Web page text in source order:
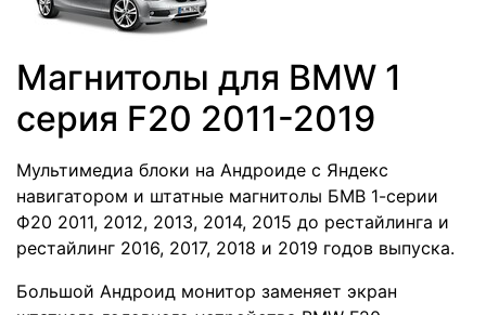
Магнитолы для BMW 1
серия F20 2011-2019
Мультимедиа блоки на Андроиде с Яндекс
навигатором и штатные магнитолы БМВ 1-серии
Ф20 2011, 2012, 2013, 2014, 2015 до рестайлинга и
рестайлинг 2016, 2017, 2018 и 2019 годов выпуска.
Большой Андроид монитор заменяет экран